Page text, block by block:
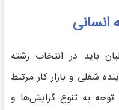
انسانی
باید در انتخاب رشته
شغلی و بازار کار مرتبط
به تنوع گرایش‌ها و